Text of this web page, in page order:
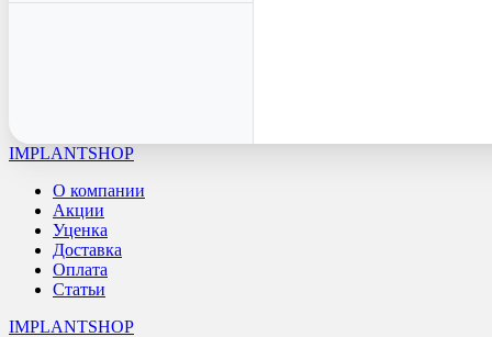
IMPLANTSHOP
О компании
Акции
Уценка
Доставка
Оплата
Статьи
IMPLANTSHOP